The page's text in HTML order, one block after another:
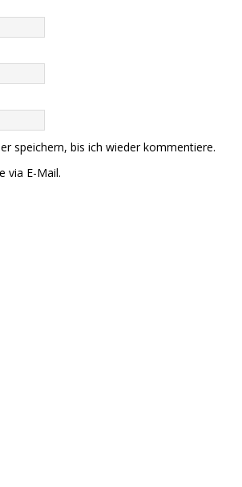
speichern, bis ich wieder kommentiere.
via E-Mail.